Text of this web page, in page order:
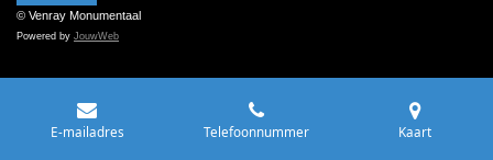
© Venray Monumentaal
Powered by JouwWeb
E-mailadres Telefoonnummer Kaart